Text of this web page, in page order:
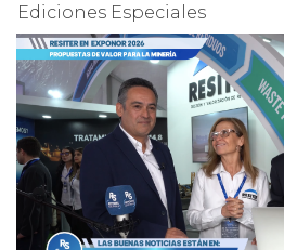
Ediciones Especiales